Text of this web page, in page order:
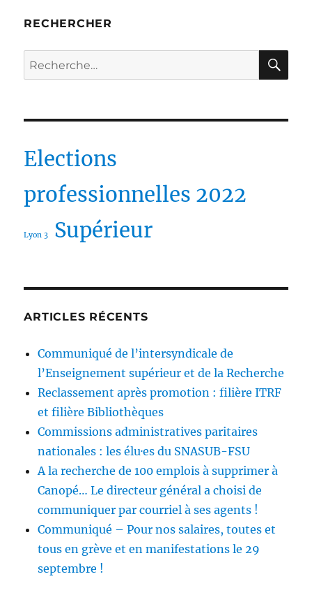
RECHERCHER
Recherche
pour :
Elections
professionnelles 2022
Lyon 3 Supérieur
ARTICLES RÉCENTS
Communiqué de l’intersyndicale de
l’Enseignement supérieur et de la Recherche
Reclassement après promotion : filière ITRF
et filière Bibliothèques
Commissions administratives paritaires
nationales : les élu·es du SNASUB-FSU
A la recherche de 100 emplois à supprimer à
Canopé… Le directeur général a choisi de
communiquer par courriel à ses agents !
Communiqué – Pour nos salaires, toutes et
tous en grève et en manifestations le 29
septembre !